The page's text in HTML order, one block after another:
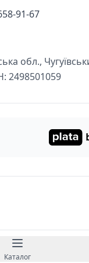
91-67
обл.,
Каталог